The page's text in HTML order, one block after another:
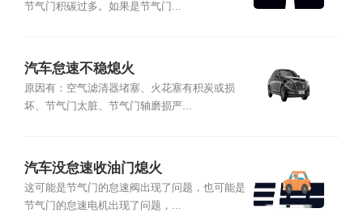
节气门积碳过多。如果是节气门...
汽车怠速不稳熄火
原因有：空气滤清器堵塞、火花塞有积炭或损
坏、节气门太脏、节气门轴磨损严...
汽车没怠速收油门熄火
这可能是节气门的怠速阀出现了问题，也可能是
节气门的怠速电机出现了问题，...